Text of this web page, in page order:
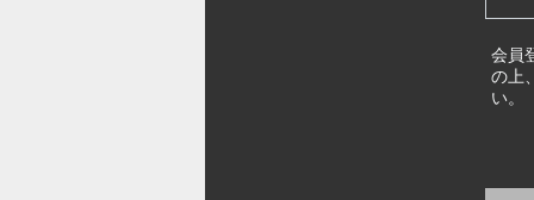
会員
の上
い。